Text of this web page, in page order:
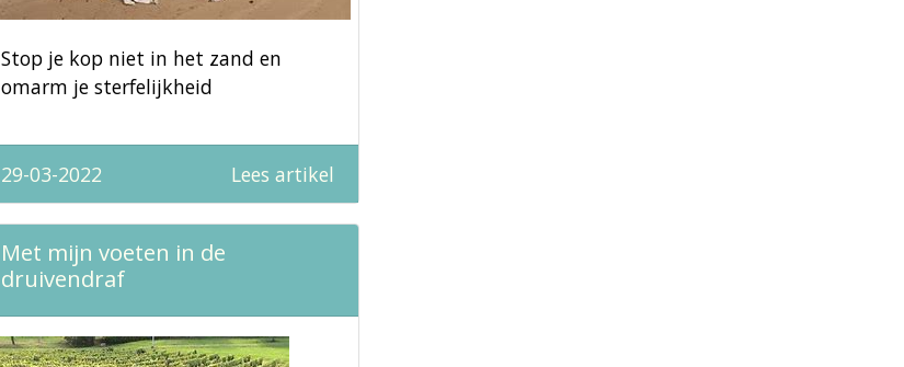
Stop je kop niet in het zand en
omarm je sterfelijkheid
29-03-2022 Lees artikel
Met mijn voeten in de
druivendraf